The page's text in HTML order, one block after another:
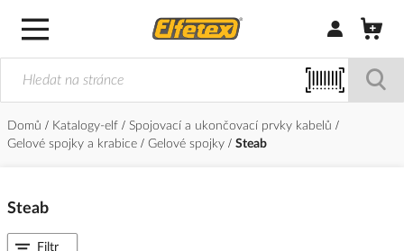
Přihlásit/
Domů Katalogy-elf
Spojovací a ukončovací prvky kabelů
Gelové spojky a krabice
Gelové spojky Steab
Steab
Filtr